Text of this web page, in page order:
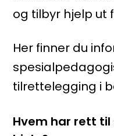
og tilbyr hjelp ut
Her finner du
tilrettelegging i
Hvem har rett